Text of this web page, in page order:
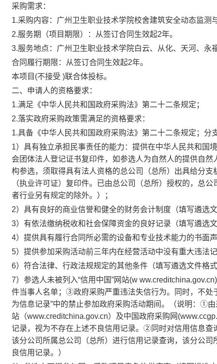
采购需求：
1.采购内容：广州卫生职业技术学院校舍建筑安全动态监测
2.服务期（项目期限）：从签订合同生效起2年。
3.服务地点：广州卫生职业技术学院白云、从化、天河、
合同履行期限：从签订合同生效起2年。
本项目(不接受 )联合体投标。
二、申请人的资格要求：
1.满足《中华人民共和国政府采购法》第二十二条规定；
2.落实政府采购政策需满足的资格要求：
1.具备《中华人民共和国政府采购法》第二十二条规定；
1）具有独立承担民事责任的能力：提供在中华人民共和国
会团体法人登记证书复印件，如参选人为自然人的提供自
构参选，须取得具有法人资格的总公司（总所）出具给分
（执业许可证）复印件。已由总公司（总所）授权的，总
者行业另有规定的除外。）；
2）具有良好的商业信誉和健全的财务会计制度（填写遴选
3）有依法缴纳税收和社会保障资金的良好记录（填写遴选
4）提供具有履行合同所必需的设备和专业技术能力的书面
5）提供参加采购活动前三年内在经营活动中没有重大违法
6）符合法律、行政法规规定的其他条件（填写遴选文件格
7）参选人未被列入“信用中国”网站(w
件当事人名单；③政府采购严重违法失信行为。同时，不处
为信息记录”中的禁止参加政府采购活动期间。（说明：①
站（www.creditchina.gov.cn）及中国政府采购网
记录，视为不存在上述不良信用记录。②同时对信用信息
该分公司所属总公司（总所）进行信用记录查询，该分公
良信用记录。）